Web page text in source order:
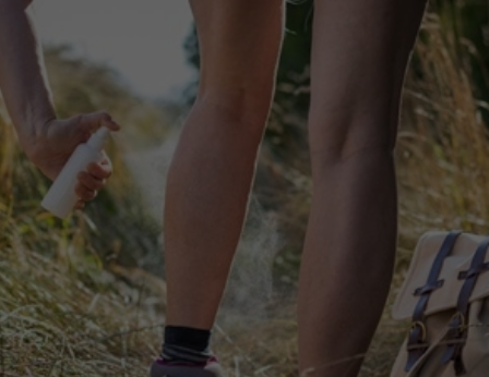
살티딘에 대한 우리의 결정
우리가 기피제 제품군의 활성성분으로 이카리
딘을 선택한 이유는 이카리딘이 인체에 안전한
최신 성분이며, 제품을 통해 '보호'라는 혜택을
제공하는 기업이기 때문입니다. 안전하고 효과
적이며 정교한 활성 성분을 사용하여 해충으로
부터 최대한의 보호 기능을 제공하는 제품을
개발하는 것은 완벽한 선택이었습니다.